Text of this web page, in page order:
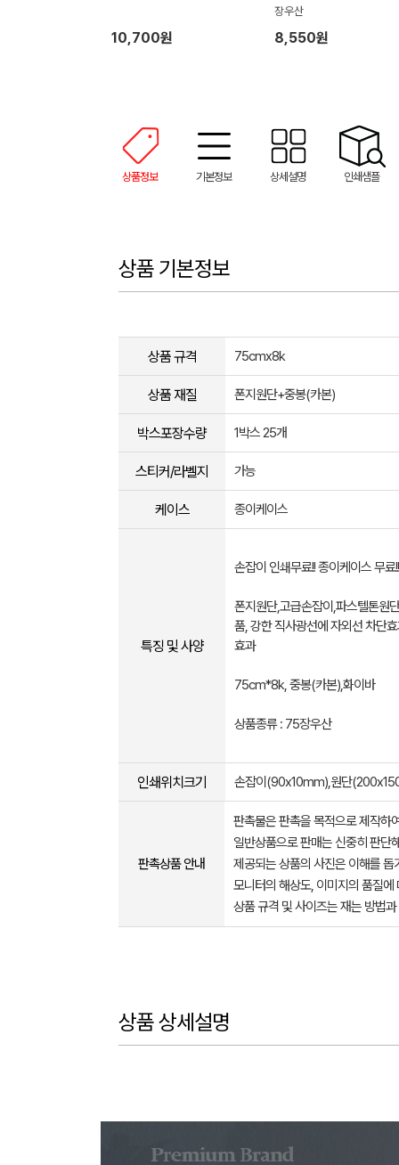
10,700원
장우산
8,550원
상품정보 기본정보 상세설명 인쇄샘플
상품 기본정보
상품 규격 75cmx8k
상품 재질 폰지원단+중봉(카본)
박스포장수량 1박스 25개
스티커/라벨지 가능
케이스 종이케이스
특징 및 사양
손잡이 인쇄무료!! 종이케이스 무료
폰지원단,고급손잡이,파스텔톤원
품, 강한 직사광선에 자외선 차단
효과
75cm*8k, 중봉(카본),화이바
상품종류 : 75장우산
인쇄위치크기 손잡이(90x10mm),원단
판촉상품 안내
판촉물은 판촉을 목적으로 제작하
일반상품으로 판매는 신중히 판단
제공되는 상품의 사진은 이해를
모니터의 해상도, 이미지의 품질
상품 규격 및 사이즈는 재는 방법
상품 상세설명